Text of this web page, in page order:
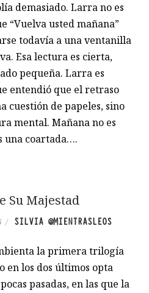
demasiado. Larra no es
“Vuelva usted mañana”
todavía a una ventanilla
Esa lectura es cierta,
pequeña. Larra es
entendió que el retraso
cuestión de papeles, sino
mental. Mañana no es
una coartada….
Su Majestad
/ SILVIA @MIENTRASLEOS
la primera trilogía
en los dos últimos opta
pasadas, en las que la